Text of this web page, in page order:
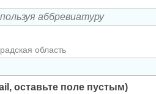
область
оставьте поле пустым)